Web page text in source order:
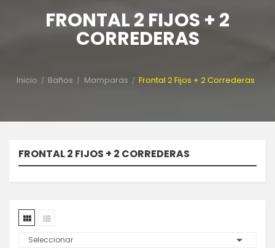
FRONTAL 2 FIJOS + 2
CORREDERAS
Inicio Baños Mamparas Frontal 2 Fijos + 2 Correderas
FRONTAL 2 FIJOS + 2 CORREDERAS
 
Seleccionar 